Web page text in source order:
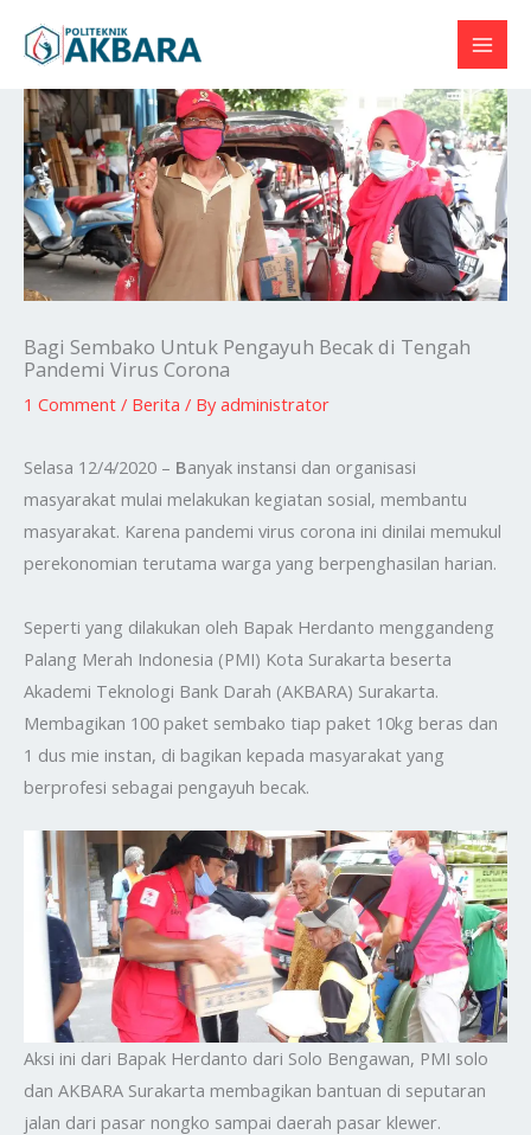
Bagi Sembako Untuk Pengayuh Becak di Tengah
Pandemi Virus Corona
1 Comment / Berita / Byadministrator
Selasa 12/4/2020 – Banyak instansi dan organisasi
masyarakat mulai melakukan kegiatan sosial, membantu
masyarakat. Karena pandemi virus corona ini dinilai memukul
perekonomian terutama warga yang berpenghasilan harian.
Seperti yang dilakukan oleh Bapak Herdanto menggandeng
Palang Merah Indonesia (PMI) Kota Surakarta beserta
Akademi Teknologi Bank Darah (AKBARA) Surakarta.
Membagikan 100 paket sembako tiap paket 10kg beras dan
1 dus mie instan, di bagikan kepada masyarakat yang
berprofesi sebagai pengayuh becak.
Aksi ini dari Bapak Herdanto dari Solo Bengawan, PMI solo
dan AKBARA Surakarta membagikan bantuan di seputaran
jalan dari pasar nongko sampai daerah pasar klewer.